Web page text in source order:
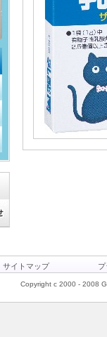
サイトマップ
Copyright c 2000 - 2008